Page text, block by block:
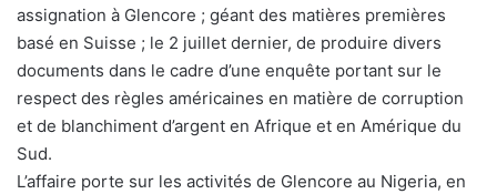
assignation à Glencore ; géant des matières premières
basé en Suisse ; le 2 juillet dernier, de produire divers
documents dans le cadre d’une enquête portant sur le
respect des règles américaines en matière de corruption
et de blanchiment d’argent en Afrique et en Amérique du
Sud.
L’affaire porte sur les activités de Glencore au Nigeria, en